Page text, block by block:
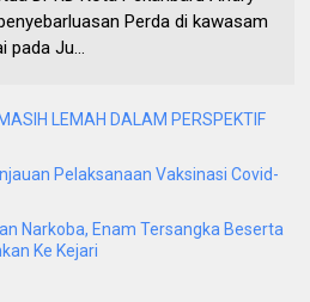
Perda di kawasam
pada Ju...
LEMAH DALAM PERSPEKTIF
Pelaksanaan Vaksinasi Covid-
Narkoba, Enam Tersangka Beserta
Ke Kejari